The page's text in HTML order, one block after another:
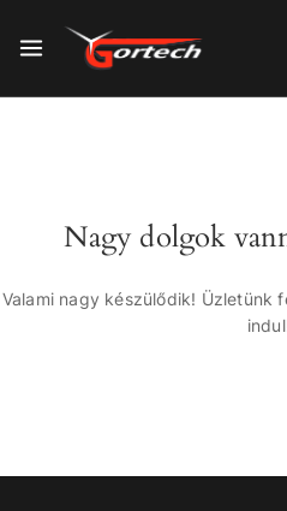
Nagy dolgok
Valami nagy készülődik! Üzletünk